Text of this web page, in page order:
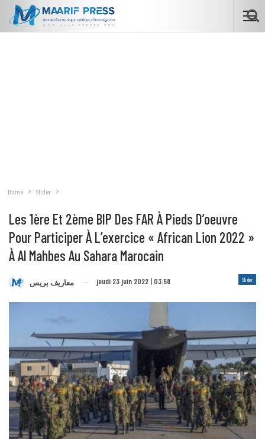
Home Slider
Les 1ère Et 2ème BIP Des FAR À Pieds D’oeuvre
Pour Participer À L’exercice « African Lion 2022 »
À Al Mahbes Au Sahara Marocain
Slider معاريف بريس jeudi 23 juin 2022 | 03:58